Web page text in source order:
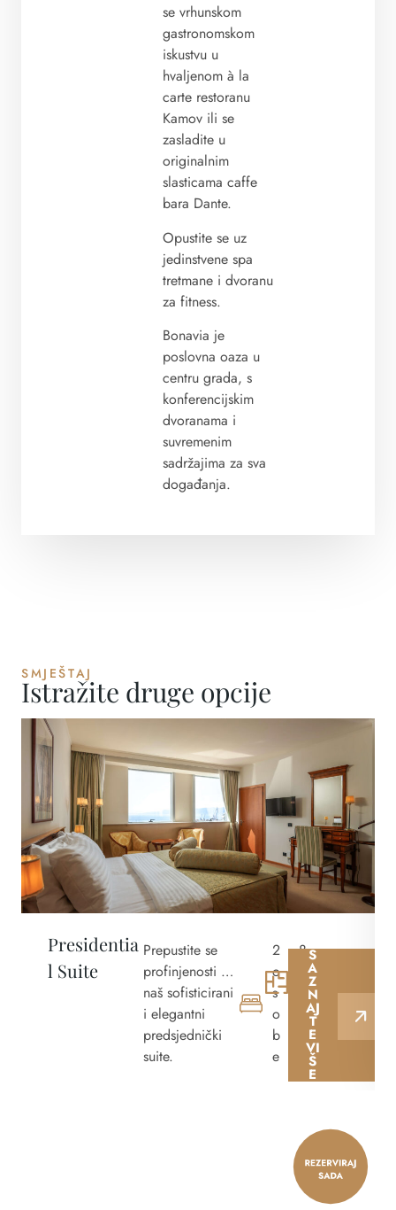
se vrhunskom
gastronomskom
iskustvu u
hvaljenom à la
carte restoranu
Kamov ili se
zasladite u
originalnim
slasticama caffe
bara Dante.
Opustite se uz
jedinstvene spa
tretmane i dvoranu
za fitness.
Bonavia je
poslovna oaza u
centru grada, s
konferencijskim
dvoranama i
suvremenim
sadržajima za sva
događanja.
SMJEŠTAJ
Istražite druge opcije
Presidentia
l Suite
Prepustite se
profinjenosti uz
naš sofisticirani
i elegantni
predsjednički
suite.
2
o
s
o
b
e
8
m
S
A
Z
N
AJ
T
E
VI
Š
E